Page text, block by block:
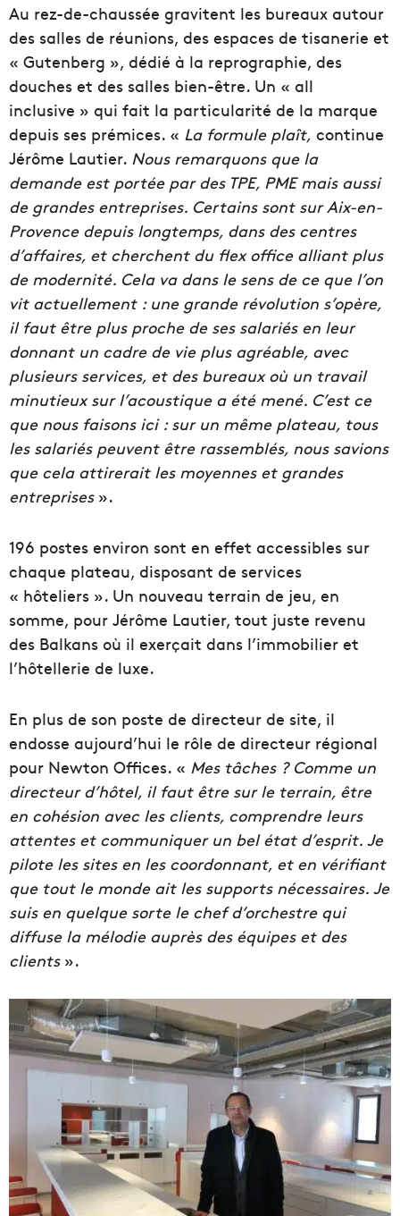
Au rez-de-chaussée gravitent les bureaux autour
des salles de réunions, des espaces de tisanerie et
« Gutenberg », dédié à la reprographie, des
douches et des salles bien-être. Un « all
inclusive » qui fait la particularité de la marque
depuis ses prémices. « La formule plaît, continue
Jérôme Lautier. Nous remarquons que la
demande est portée par des TPE, PME mais aussi
de grandes entreprises. Certains sont sur Aix-en-
Provence depuis longtemps, dans des centres
d’affaires, et cherchent du flex office alliant plus
de modernité. Cela va dans le sens de ce que l’on
vit actuellement : une grande révolution s’opère,
il faut être plus proche de ses salariés en leur
donnant un cadre de vie plus agréable, avec
plusieurs services, et des bureaux où un travail
minutieux sur l’acoustique a été mené. C’est ce
que nous faisons ici : sur un même plateau, tous
les salariés peuvent être rassemblés, nous savions
que cela attirerait les moyennes et grandes
entreprises ».
196 postes environ sont en effet accessibles sur
chaque plateau, disposant de services
« hôteliers ». Un nouveau terrain de jeu, en
somme, pour Jérôme Lautier, tout juste revenu
des Balkans où il exerçait dans l’immobilier et
l’hôtellerie de luxe.
En plus de son poste de directeur de site, il
endosse aujourd’hui le rôle de directeur régional
pour Newton Offices. « Mes tâches ? Comme un
directeur d’hôtel, il faut être sur le terrain, être
en cohésion avec les clients, comprendre leurs
attentes et communiquer un bel état d’esprit. Je
pilote les sites en les coordonnant, et en vérifiant
que tout le monde ait les supports nécessaires. Je
suis en quelque sorte le chef d’orchestre qui
diffuse la mélodie auprès des équipes et des
clients ».